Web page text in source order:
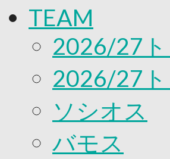
応援プロジェクト
TEAM
2026/27
2026/27
ソシオス
バモス